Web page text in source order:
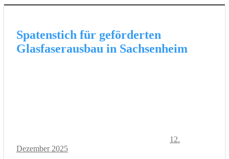
Spatenstich für geförderten
Glasfaserausbau in Sachsenheim
12.
Dezember 2025